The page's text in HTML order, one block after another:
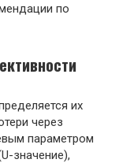
по
их
через
параметром
значение),